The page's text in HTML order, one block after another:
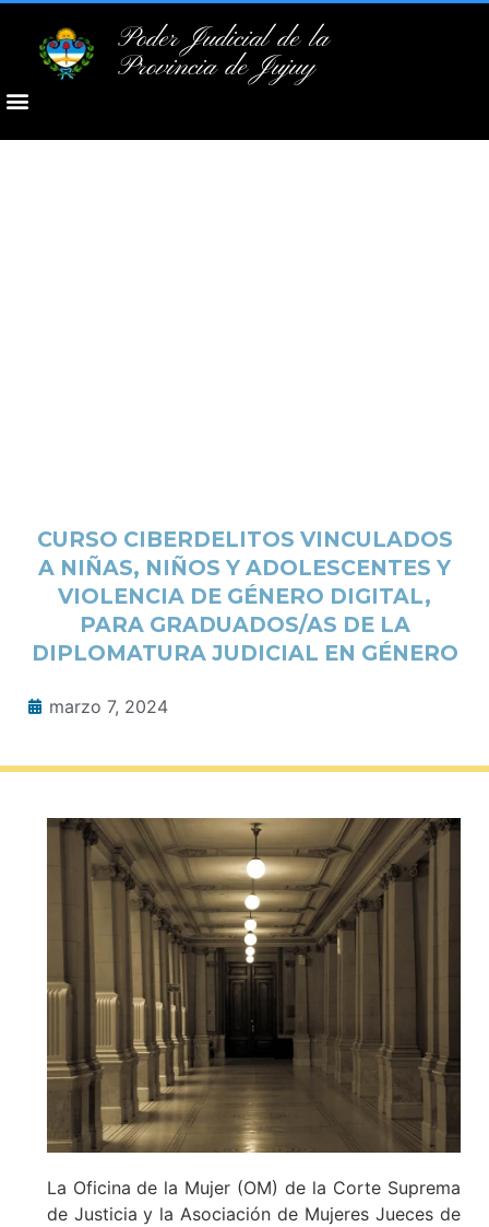
Poder Judicial de la
Provincia de Jujuy
CURSO CIBERDELITOS VINCULADOS
A NIÑAS, NIÑOS Y ADOLESCENTES Y
VIOLENCIA DE GÉNERO DIGITAL,
PARA GRADUADOS/AS DE LA
DIPLOMATURA JUDICIAL EN GÉNERO
marzo 7, 2024
La Oficina de la Mujer (OM) de la Corte Suprema
de Justicia y la Asociación de Mujeres Jueces de